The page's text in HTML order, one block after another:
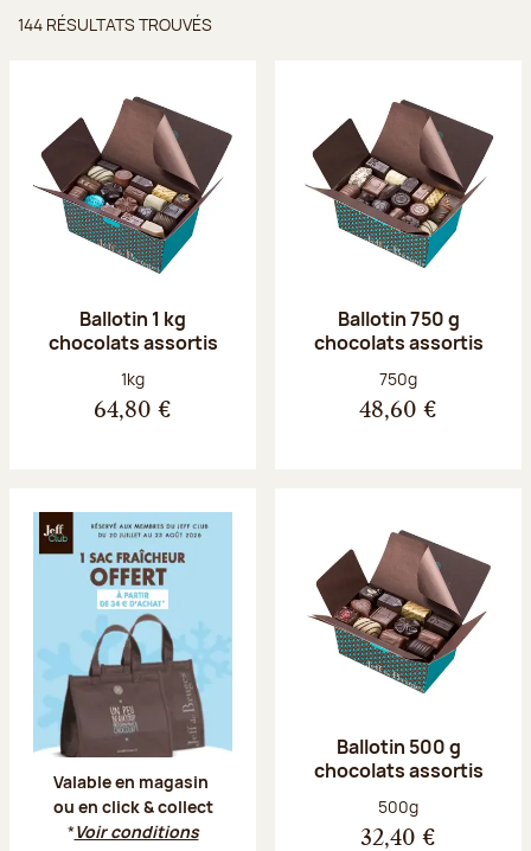
144 RÉSULTATS TROUVÉS
Ballotin 1 kg
chocolats assortis
Poids net :
1kg
64,80 €
Ballotin 750 g
chocolats assortis
Poids net :
750g
48,60 €
Valable en magasin
ou en click & collect
*Voir conditions
Ballotin 500 g
chocolats assortis
Poids net :
500g
32,40 €